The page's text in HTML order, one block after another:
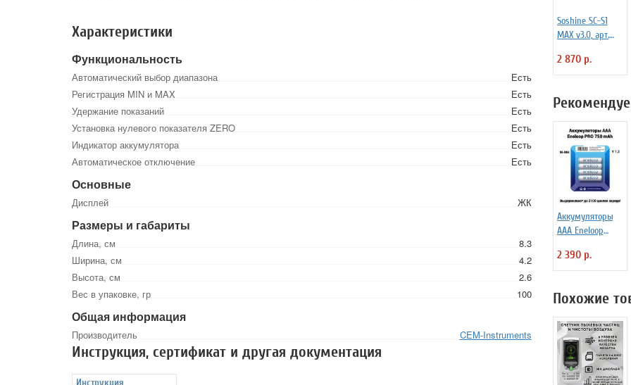
Характеристики
Функциональность
Автоматический выбор диапазона
Есть
Регистрация MIN и MAX
Есть
Удержание показаний
Есть
Установка нулевого показателя ZERO
Есть
Индикатор аккумулятора
Есть
Автоматическое отключение
Есть
Основные
Дисплей ЖК
Размеры и габариты
Длина, см
8.3
Ширина, см
4.2
Высота, см
2.6
Вес в упаковке, гр
100
Общая информация
Производитель CEM-Instruments
Инструкция, сертификат и другая документация
Soshine SC-S1
MAX v3.0, арт.
2 870 р.
Аккумуляторы
ААА Еneloop
4MCCE/4LE 750
mAh BL4
2 390 р.
Похожие